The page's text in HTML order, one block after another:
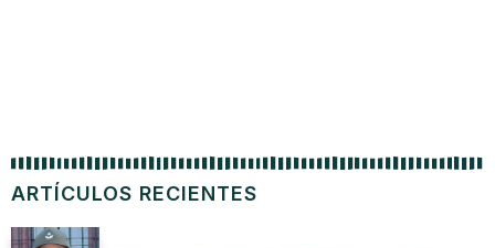
ARTÍCULOS RECIENTES